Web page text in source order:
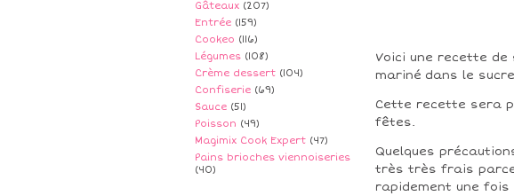
Gâteaux (207)
Entrée (159)
Cookeo (116)
Légumes (108)
Crème dessert (104)
Confiserie (69)
Sauce (51)
Poisson (49)
Magimix Cook Expert (47)
Pains brioches viennoiseries
(40)
Voici une recette de
mariné dans le
Cette recette sera
fêtes.
Quelques
très très frais
rapidement une fois